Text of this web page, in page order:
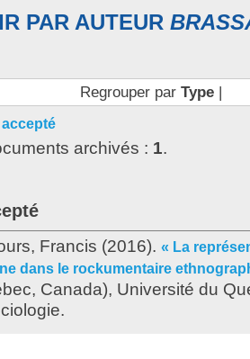
PAR AUTEUR
Regrouper par Type|
accepté
archivés : 1.
Francis (2016). « La
dans le rockumentaire
Canada), Université du